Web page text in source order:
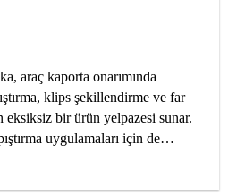
araç kaporta onarımında
klips şekillendirme ve far
eksiksiz bir ürün yelpazesi sunar.
uygulamaları için de